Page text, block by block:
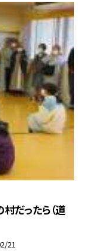
だったら（道
21